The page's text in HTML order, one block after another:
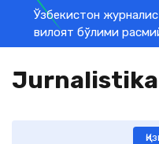
Ўзбекистон
вилоят бўлими